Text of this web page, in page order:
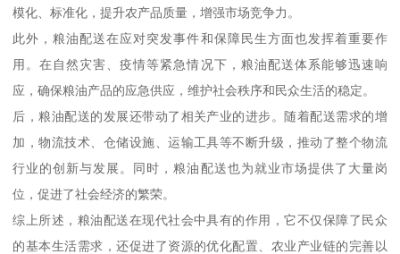
模化、标准化，提升农产品质量，增强市场竞争力。
此外，粮油配送在应对突发事件和保障民生方面也发挥着重要作
用。在自然灾害、疫情等紧急情况下，粮油配送体系能够迅速响
应，确保粮油产品的应急供应，维护社会秩序和民众生活的稳定。
后，粮油配送的发展还带动了相关产业的进步。随着配送需求的增
加，物流技术、仓储设施、运输工具等不断升级，推动了整个物流
行业的创新与发展。同时，粮油配送也为就业市场提供了大量岗
位，促进了社会经济的繁荣。
综上所述，粮油配送在现代社会中具有的作用，它不仅保障了民众
的基本生活需求，还促进了资源的优化配置、农业产业链的完善以